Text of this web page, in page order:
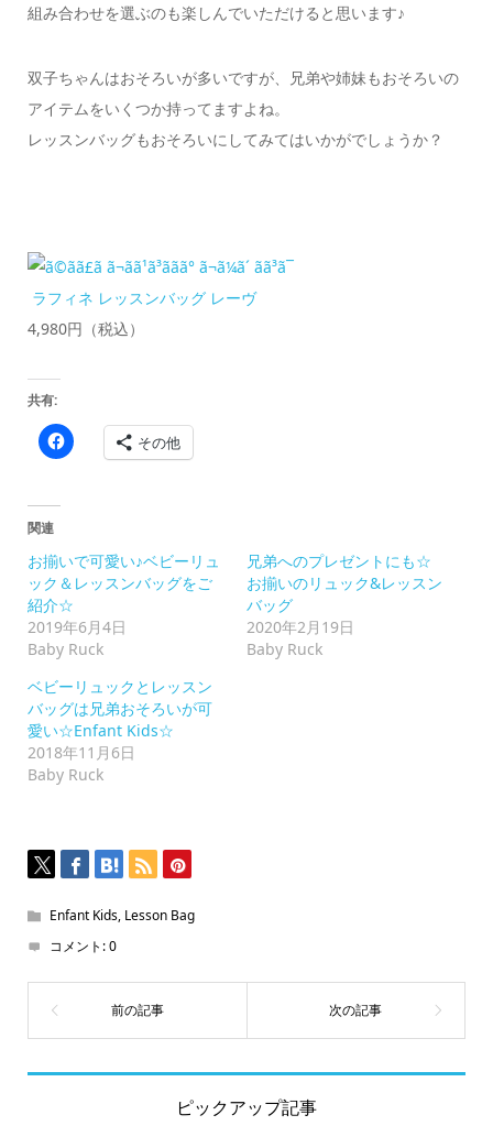
組み合わせを選ぶのも楽しんでいただけると思います♪
双子ちゃんはおそろいが多いですが、兄弟や姉妹もおそろいの
アイテムをいくつか持ってますよね。
レッスンバッグもおそろいにしてみてはいかがでしょうか？
ラフィネ レッスンバッグ レーヴ
4,980円（税込）
共有:
Facebook
で
ク
リ
ッ
ク
し
て
く
だ
い
(新
し
い
ウ
ィ
ン
ド
ま
す)
その他
関連
お揃いで可愛い♪ベビーリュ
ック＆レッスンバッグをご
紹介☆
2019年6月4日
Baby Ruck
兄弟へのプレゼントにも☆
お揃いのリュック&レッスン
バッグ
2020年2月19日
Baby Ruck
ベビーリュックとレッスン
バッグは兄弟おそろいが可
愛い☆Enfant Kids☆
2018年11月6日
Baby Ruck
Enfant Kids, Lesson Bag
コメント:0
ピックアップ記事